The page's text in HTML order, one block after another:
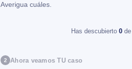
Averigua cuáles.
Has descubierto 0
2 Ahora veamos TU caso